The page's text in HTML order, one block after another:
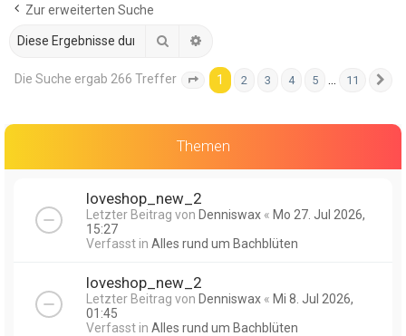
Zur erweiterten Suche
Suche
Die Suche ergab 266 Treffer Seite 1 von 11
1 2 3 4 5 … 11
Themen
loveshop_new_2
Letzter Beitrag von Denniswax « Mo 27. Jul 2026,
15:27
Verfasst in Alles rund um Bachblüten
loveshop_new_2
Letzter Beitrag von Denniswax « Mi 8. Jul 2026,
01:45
Verfasst in Alles rund um Bachblüten